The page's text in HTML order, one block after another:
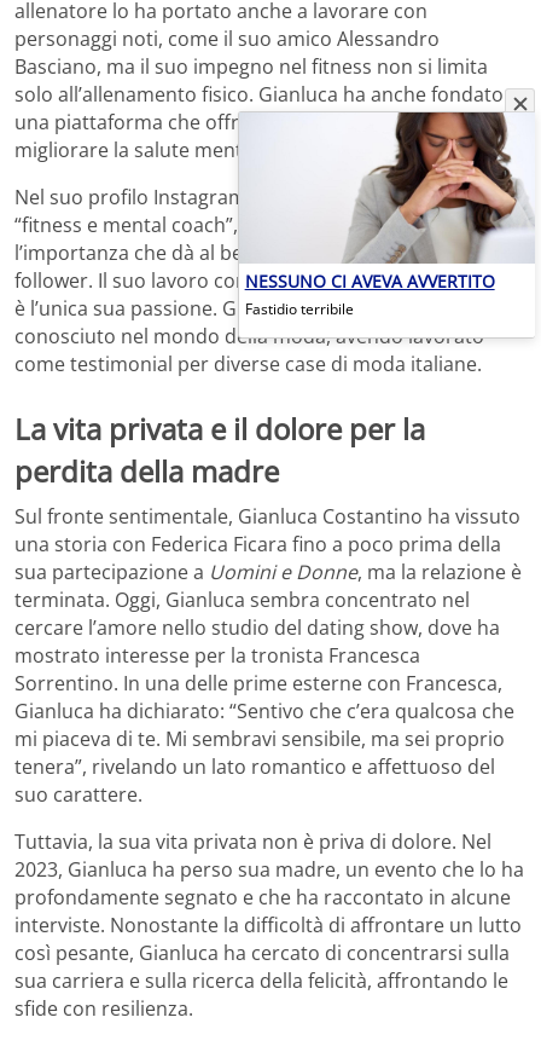
allenatore lo ha portato anche a lavorare con
personaggi noti, come il suo amico Alessandro
Basciano, ma il suo impegno nel fitness non si limita
solo all’allenamento fisico. Gianluca ha anche fondato
una piattaforma che offre servizi di consulenza per
migliorare la salute mentale e fisica dei suoi clienti.
Nel suo profilo Instagram, Gianluca si descrive come un
“fitness e mental coach”, una descrizione che sottolinea
l’importanza che dà al benessere olistico dei suoi
follower. Il suo lavoro come personal trainer, però, non
è l’unica sua passione. Gianluca è anche un volto
conosciuto nel mondo della moda, avendo lavorato
come testimonial per diverse case di moda italiane.
La vita privata e il dolore per la
perdita della madre
Sul fronte sentimentale, Gianluca Costantino ha vissuto
una storia con Federica Ficara fino a poco prima della
sua partecipazione a Uomini e Donne, ma la relazione è
terminata. Oggi, Gianluca sembra concentrato nel
cercare l’amore nello studio del dating show, dove ha
mostrato interesse per la tronista Francesca
Sorrentino. In una delle prime esterne con Francesca,
Gianluca ha dichiarato: “Sentivo che c’era qualcosa che
mi piaceva di te. Mi sembravi sensibile, ma sei proprio
tenera”, rivelando un lato romantico e affettuoso del
suo carattere.
Tuttavia, la sua vita privata non è priva di dolore. Nel
2023, Gianluca ha perso sua madre, un evento che lo ha
profondamente segnato e che ha raccontato in alcune
interviste. Nonostante la difficoltà di affrontare un lutto
così pesante, Gianluca ha cercato di concentrarsi sulla
sua carriera e sulla ricerca della felicità, affrontando le
sfide con resilienza.
NESSUNO CI AVEVA AVVERTITO
Fastidio terribile